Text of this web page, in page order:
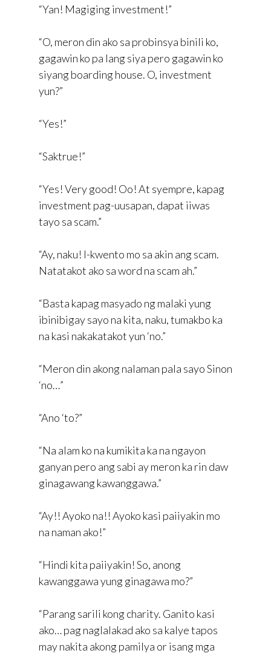
“Yan! Magiging investment!”
“O, meron din ako sa probinsya binili ko,
gagawin ko pa lang siya pero gagawin ko
siyang boarding house. O, investment
yun?”
“Yes!”
“Saktrue!”
“Yes! Very good! Oo! At syempre, kapag
investment pag-uusapan, dapat iiwas
tayo sa scam.”
“Ay, naku! I-kwento mo sa akin ang scam.
Natatakot ako sa word na scam ah.”
“Basta kapag masyado ng malaki yung
ibinibigay sayo na kita, naku, tumakbo ka
na kasi nakakatakot yun ‘no.”
“Meron din akong nalaman pala sayo Sinon
‘no…”
“Ano ‘to?”
“Na alam ko na kumikita ka na ngayon
ganyan pero ang sabi ay meron ka rin daw
ginagawang kawanggawa.”
“Ay!! Ayoko na!! Ayoko kasi paiiyakin mo
na naman ako!”
“Hindi kita paiiyakin! So, anong
kawanggawa yung ginagawa mo?”
“Parang sarili kong charity. Ganito kasi
ako… pag naglalakad ako sa kalye tapos
may nakita akong pamilya or isang mga